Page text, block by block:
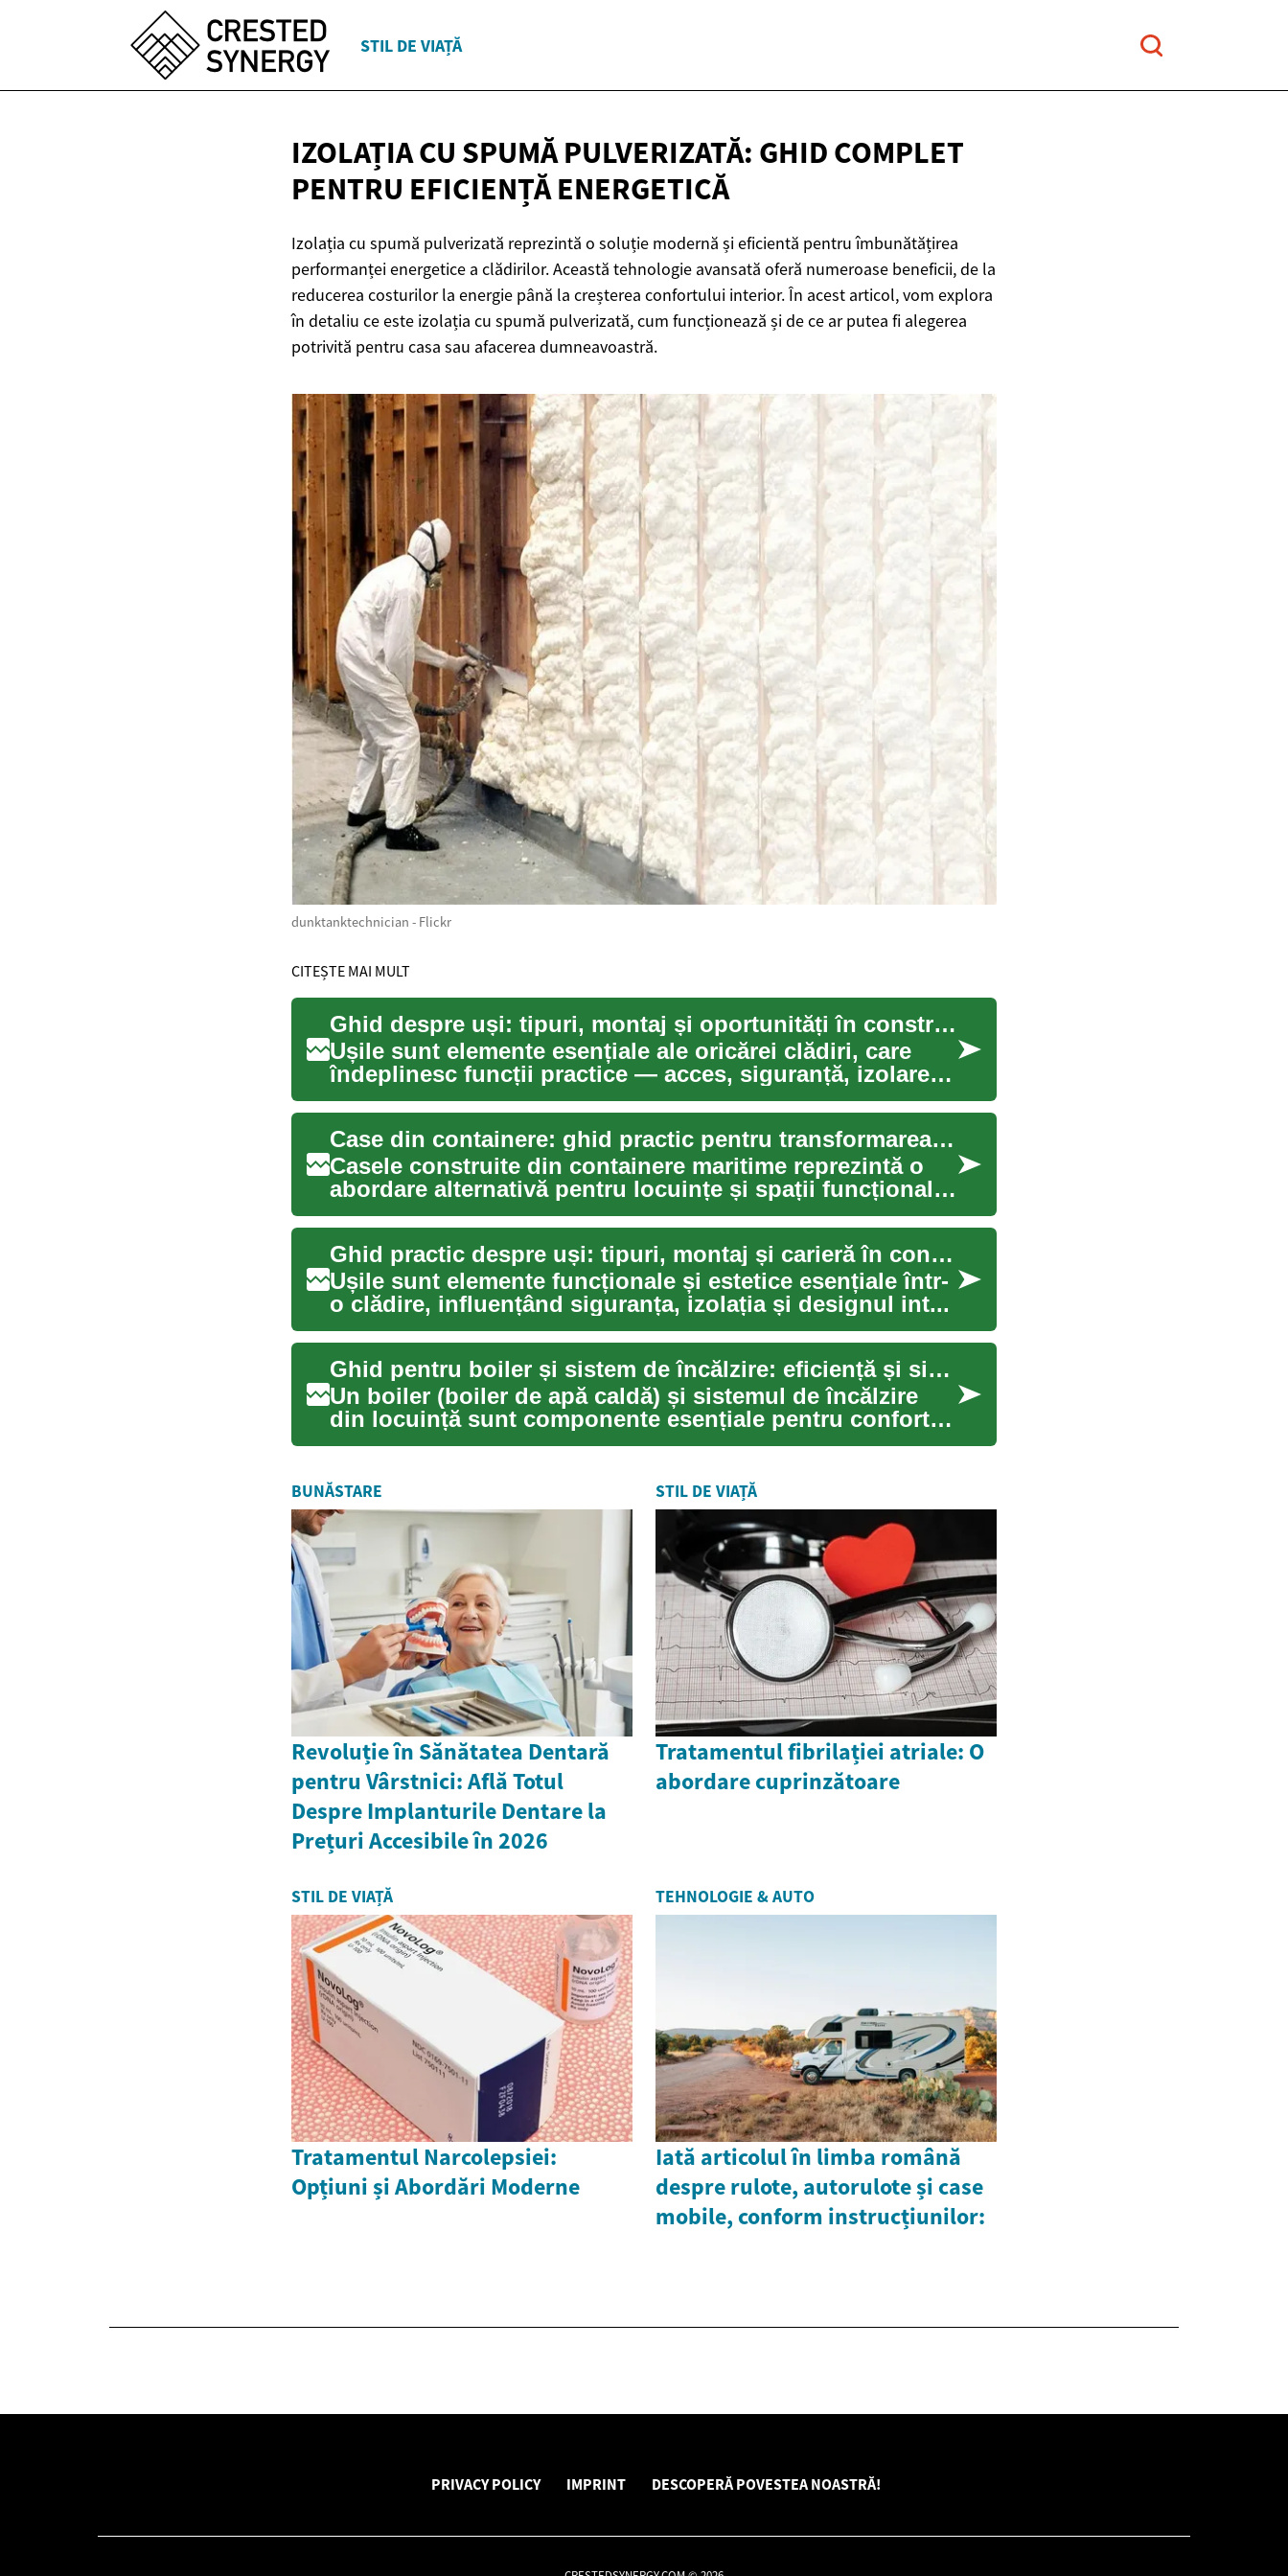
STIL DE VIAȚĂ
IZOLAȚIA CU SPUMĂ PULVERIZATĂ: GHID COMPLET
PENTRU EFICIENȚĂ ENERGETICĂ
Izolația cu spumă pulverizată reprezintă o soluție modernă și eficientă pentru îmbunătățirea
performanței energetice a clădirilor. Această tehnologie avansată oferă numeroase beneficii, de la
reducerea costurilor la energie până la creșterea confortului interior. În acest articol, vom explora
în detaliu ce este izolația cu spumă pulverizată, cum funcționează și de ce ar putea fi alegerea
potrivită pentru casa sau afacerea dumneavoastră.
dunktanktechnician - Flickr
CITEȘTE MAI MULT
Ghid despre uși: tipuri, montaj și oportunități în construcții
Ușile sunt elemente esențiale ale oricărei clădiri, care
îndeplinesc funcții practice — acces, siguranță, izolare
fon...
Case din containere: ghid practic pentru transformarea unui container
Casele construite din containere maritime reprezintă o
abordare alternativă pentru locuințe și spații funcționale,
ca...
Ghid practic despre uși: tipuri, montaj și carieră în construcții
Ușile sunt elemente funcționale și estetice esențiale într-
o clădire, influențând siguranța, izolația și designul int...
Ghid pentru boiler și sistem de încălzire: eficiență și siguranță
Un boiler (boiler de apă caldă) și sistemul de încălzire
din locuință sunt componente esențiale pentru confortul
ziln...
BUNĂSTARE
Revoluție în Sănătatea Dentară
pentru Vârstnici: Află Totul
Despre Implanturile Dentare la
Prețuri Accesibile în 2026
STIL DE VIAȚĂ
Tratamentul fibrilației atriale: O
abordare cuprinzătoare
STIL DE VIAȚĂ
Tratamentul Narcolepsiei:
Opțiuni și Abordări Moderne
TEHNOLOGIE & AUTO
Iată articolul în limba română
despre rulote, autorulote și case
mobile, conform instrucțiunilor:
PRIVACY POLICY IMPRINT DESCOPERĂ POVESTEA NOASTRĂ!